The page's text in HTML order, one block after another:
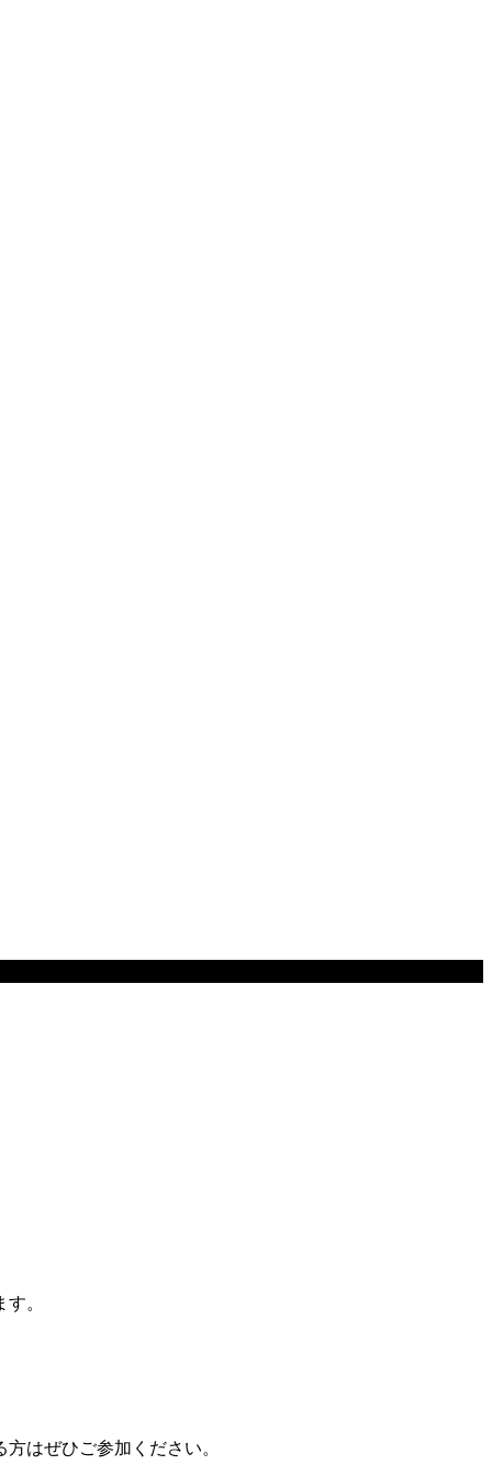
。
はぜひご参加ください。